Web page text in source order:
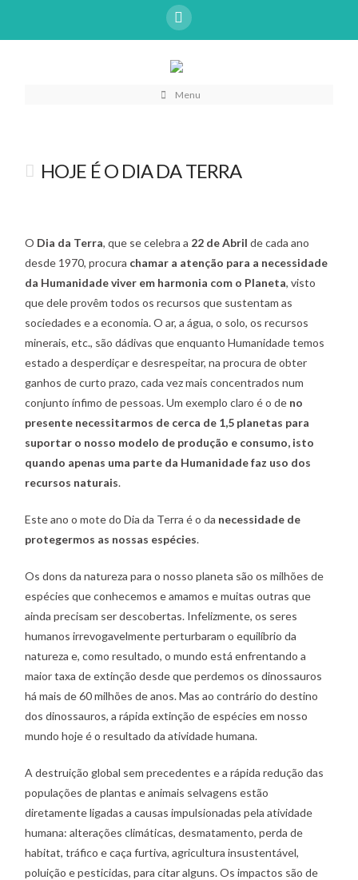
Menu
HOJE É O DIA DA TERRA
O Dia da Terra, que se celebra a 22 de Abrilde cada ano
desde 1970, procura chamar a atenção para a necessidade
da Humanidade viver em harmonia com o Planeta, visto
que dele provêm todos os recursos que sustentam as
sociedades e a economia. O ar, a água, o solo, os recursos
minerais, etc., são dádivas que enquanto Humanidade temos
estado a desperdiçar e desrespeitar, na procura de obter
ganhos de curto prazo, cada vez mais concentrados num
conjunto ínfimo de pessoas. Um exemplo claro é o de no
presente necessitarmos de cerca de 1,5 planetas para
suportar o nosso modelo de produção e consumo, isto
quando apenas uma parte da Humanidade faz uso dos
recursos naturais.
Este ano o mote do Dia da Terra é o da necessidade de
protegermos as nossas espécies.
Os dons da natureza para o nosso planeta são os milhões de
espécies que conhecemos e amamos e muitas outras que
ainda precisam ser descobertas. Infelizmente, os seres
humanos irrevogavelmente perturbaram o equilíbrio da
natureza e, como resultado, o mundo está enfrentando a
maior taxa de extinção desde que perdemos os dinossauros
há mais de 60 milhões de anos. Mas ao contrário do destino
dos dinossauros, a rápida extinção de espécies em nosso
mundo hoje é o resultado da atividade humana.
A destruição global sem precedentes e a rápida redução das
populações de plantas e animais selvagens estão
diretamente ligadas a causas impulsionadas pela atividade
humana: alterações climáticas, desmatamento, perda de
habitat, tráfico e caça furtiva, agricultura insustentável,
poluição e pesticidas, para citar alguns. Os impactos são de